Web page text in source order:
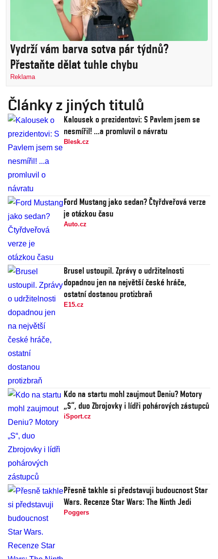
Vydrží vám barva sotva pár týdnů?
Přestaňte dělat tuhle chybu
Reklama
Články z jiných titulů
Kalousek o prezidentovi: S Pavlem jsem se
nesmířil! ...a promluvil o návratu
Blesk.cz
Ford Mustang jako sedan? Čtyřdveřová verze
je otázkou času
Auto.cz
Brusel ustoupil. Zprávy o udržitelnosti
dopadnou jen na největší české hráče,
ostatní dostanou protizbraň
E15.cz
Kdo na startu mohl zaujmout Deniu? Motory
„S“, duo Zbrojovky i lídři pohárových zástupců
iSport.cz
Přesně takhle si představuji budoucnost Star
Wars. Recenze Star Wars: The Ninth Jedi
Poggers